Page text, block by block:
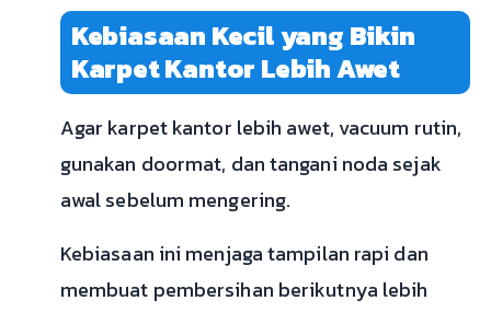
Kebiasaan Kecil yang Bikin
Karpet Kantor Lebih Awet
Agar karpet kantor lebih awet, vacuum rutin,
gunakan doormat, dan tangani noda sejak
awal sebelum mengering.
Kebiasaan ini menjaga tampilan rapi dan
membuat pembersihan berikutnya lebih